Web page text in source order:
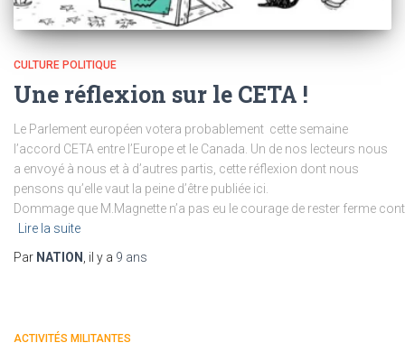
CULTURE POLITIQUE
Une réflexion sur le CETA !
Le Parlement européen votera probablement cette semaine
l’accord CETA entre l’Europe et le Canada. Un de nos lecteurs nous
a envoyé à nous et à d’autres partis, cette réflexion dont nous
pensons qu’elle vaut la peine d’être publiée ici.
Dommage que M.Magnette n’a pas eu le courage de rester ferme
Lire la suite
Par NATION , il y a 9 ans
ACTIVITÉS MILITANTES